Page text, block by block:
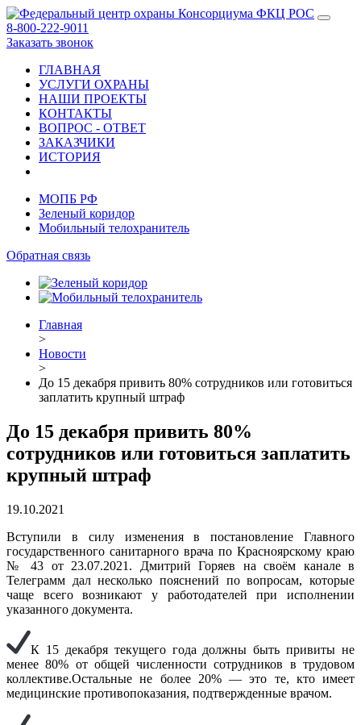
8-800-222-9011
Заказать звонок
ГЛАВНАЯ
УСЛУГИ ОХРАНЫ
НАШИ ПРОЕКТЫ
КОНТАКТЫ
ВОПРОС - ОТВЕТ
ЗАКАЗЧИКИ
ИСТОРИЯ
МОПБ РФ
Зеленый коридор
Мобильный телохранитель
Обратная связь
Главная
>
Новости
>
До 15 декабря привить 80% сотрудников или готовиться
заплатить крупный штраф
До 15 декабря привить 80%
сотрудников или готовиться заплатить
крупный штраф
19.10.2021
Вступили в силу изменения в постановление Главного
государственного санитарного врача по Красноярскому краю
№ 43 от 23.07.2021. Дмитрий Горяев на своём канале в
Телеграмм дал несколько пояснений по вопросам, которые
чаще всего возникают у работодателей при исполнении
указанного документа.
К 15 декабря текущего года должны быть привиты не
менее 80% от общей численности сотрудников в трудовом
коллективе.Остальные не более 20% — это те, кто имеет
медицинские противопоказания, подтвержденные врачом.